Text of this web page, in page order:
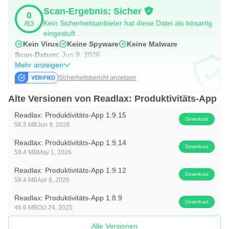
Verständnis zu verlieren.
WIE FUNKTIONIERT ES?
1) Spiele Denkspiele;
2) Lesen Sie Bücher und Nachrichten mit Hervorhebung
von Phrasen;
Readlax verwendet einen Lese- und Verständnistest, um
den Fortschritt Ihres Trainings zu messen. Wieso den?
Lesen ist eine komplexe kognitive Funktion unseres
Gehirns, die aktiv das Arbeitsgedächtnis nutzt, grafische
Bilder und Wörter kodiert und dekodiert, Fokussierung,
kognitiven Fähigkeiten entwickelt sind, desto schneller
wird gelesen und verstanden.
0
/63
Scan-Ergebnis: Sicher
Kein Sicherheitsanbieter hat diese Datei als bösartig
eingestuft
Kein Virus
Keine Spyware
Keine Malware
Scan-Datum: Jun 9, 2026
Mehr anzeigen
Sicherheitsbericht anzeigen
Alte Versionen von Readlax: Produktivitäts-App
Readlax: Produktivitäts-App 1.9.15
58.5 MBJun 9, 2026
Download
Readlax: Produktivitäts-App 1.9.14
58.4 MBMay 1, 2026
Download
Readlax: Produktivitäts-App 1.9.12
58.4 MBApr 8, 2026
Download
Readlax: Produktivitäts-App 1.8.9
46.6 MBOct 24, 2025
Download
Alle Versionen